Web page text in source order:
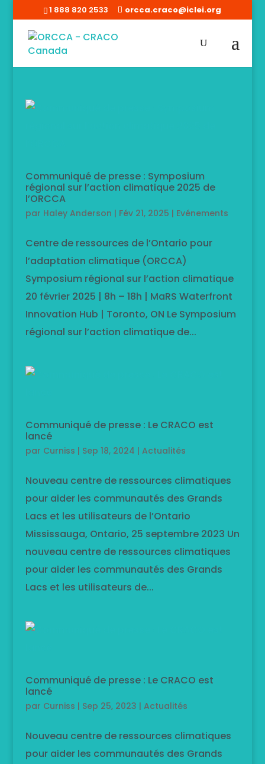
1 888 820 2533 orcca.craco@iclei.org
Communiqué de presse : Symposium
régional sur l’action climatique 2025 de
l’ORCCA
par Haley Anderson | Fév 21, 2025 | Evénements
Centre de ressources de l’Ontario pour
l’adaptation climatique (ORCCA)
Symposium régional sur l’action climatique
20 février 2025 | 8h – 18h | MaRS Waterfront
Innovation Hub | Toronto, ON Le Symposium
régional sur l’action climatique de...
Communiqué de presse : Le CRACO est
lancé
par Curniss | Sep 18, 2024 | Actualités
Nouveau centre de ressources climatiques
pour aider les communautés des Grands
Lacs et les utilisateurs de l’Ontario
Mississauga, Ontario, 25 septembre 2023 Un
nouveau centre de ressources climatiques
pour aider les communautés des Grands
Lacs et les utilisateurs de...
Communiqué de presse : Le CRACO est
lancé
par Curniss | Sep 25, 2023 | Actualités
Nouveau centre de ressources climatiques
pour aider les communautés des Grands